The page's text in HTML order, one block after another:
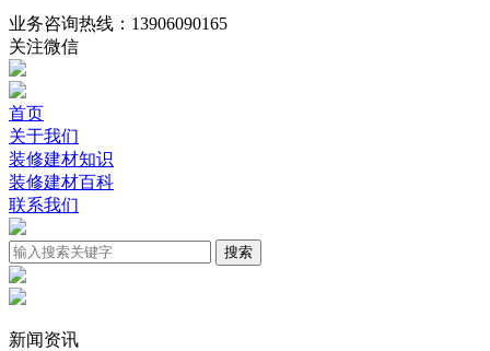
业务咨询热线： 13906090165
关注微信
首页
关于我们
装修建材知识
装修建材百科
联系我们
新闻资讯